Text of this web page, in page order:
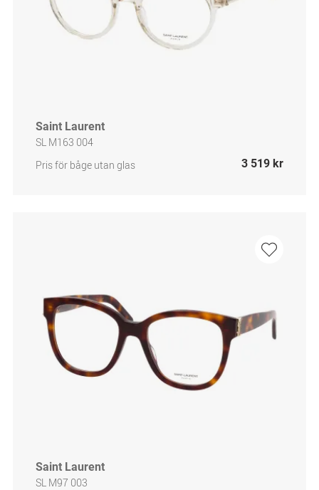
Saint Laurent
SL M163 004
Pris för båge utan glas
3 519 kr
Saint Laurent
SL M97 003